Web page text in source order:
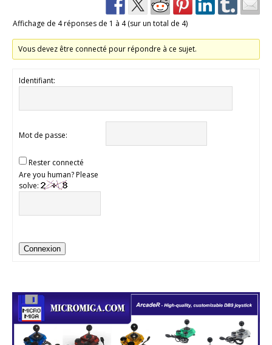
Affichage de 4 réponses de 1 à 4 (sur un total de 4)
Vous devez être connecté pour répondre à ce sujet.
Identifiant:
Mot de passe:
Rester connecté
Are you human? Please
solve:
Connexion